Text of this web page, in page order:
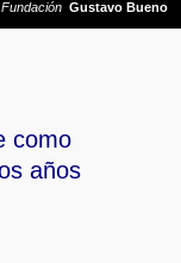
como
años